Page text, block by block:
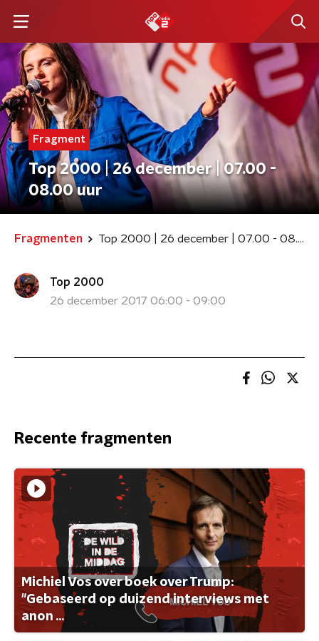
Fragment
Top 2000 | 26 december | 07.00 -
08.00 uur
Fragmenten Top 2000 | 26 december | 07.00 - 08.00 uur
Top 2000
26 december 2017 06:00 - 09:00
Recente fragmenten
Michiel Vos over boek over Trump:
"Gebaseerd op duizend interviews met
anon ...